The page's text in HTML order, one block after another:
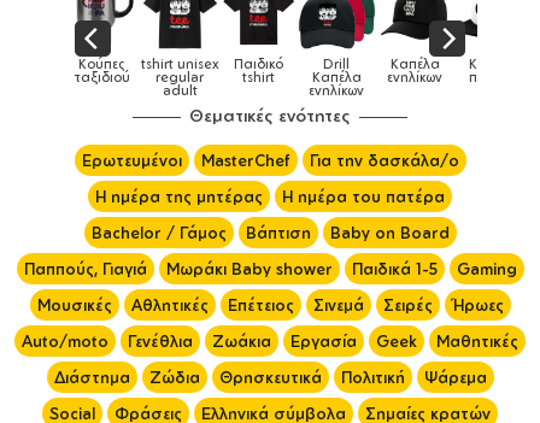
Drill
Καπέλα
Καπέλα
ενηλίκων
Καπέλα
παιδικά Κούπες Κούπες
ειδικές
Θεματικές ενότητες
Ερωτευμένοι MasterChef
Για την δασκάλα/ο
Η ημέρα της μητέρας
Η ημέρα του πατέρα
Bachelor / Γάμος
Βάπτιση
Baby on Board
Παππούς, Γιαγιά
Μωράκι Baby shower Παιδικά 1-5
Gaming
Μουσικές
Αθλητικές Επέτειος Σινεμά Σειρές
Ήρωες
Auto/moto
Γενέθλια Ζωάκια Εργασία Geek
Μαθητικές
Διάστημα
Ζώδια Θρησκευτικά Πολιτική
Ψάρεμα
Social
Φράσεις Ελληνικά σύμβολα
Σημαίες κρατών